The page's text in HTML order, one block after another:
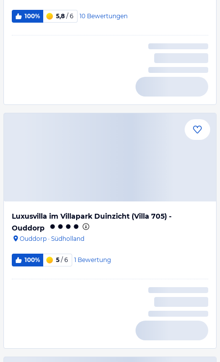
100% 5,8 / 6 10 Bewertungen
Luxusvilla im Villapark Duinzicht (Villa 705) -
Ouddorp
Ouddorp · Südholland
100% 5 / 6 1 Bewertung